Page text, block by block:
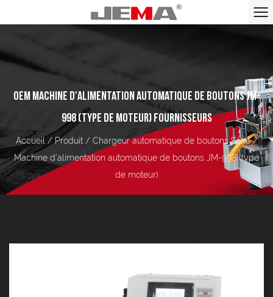
OEM MACHINE D'ALIMENTATION AUTOMATIQUE DE BOUTONS JM-
998 (TYPE DE MOTEUR) FOURNISSEURS
Accueil/Produit/ Chargeur automatique de boutons Série/
Machine d'alimentation automatique de boutons JM-998 (type
de moteur)